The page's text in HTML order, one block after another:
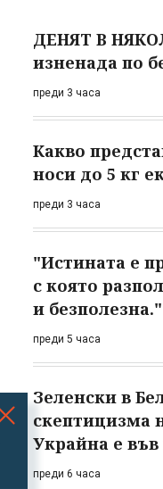
ДЕНЯТ В
изненада по
преди 3 часа
Какво
носи до 5 кг
преди 3 часа
"Истината е
с която
и
преди 5 часа
Зеленски в
скептицизма
Украйна е
преди 6 часа